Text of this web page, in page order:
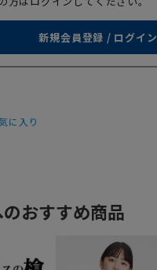
新規会員登録 / ログイン
に入り